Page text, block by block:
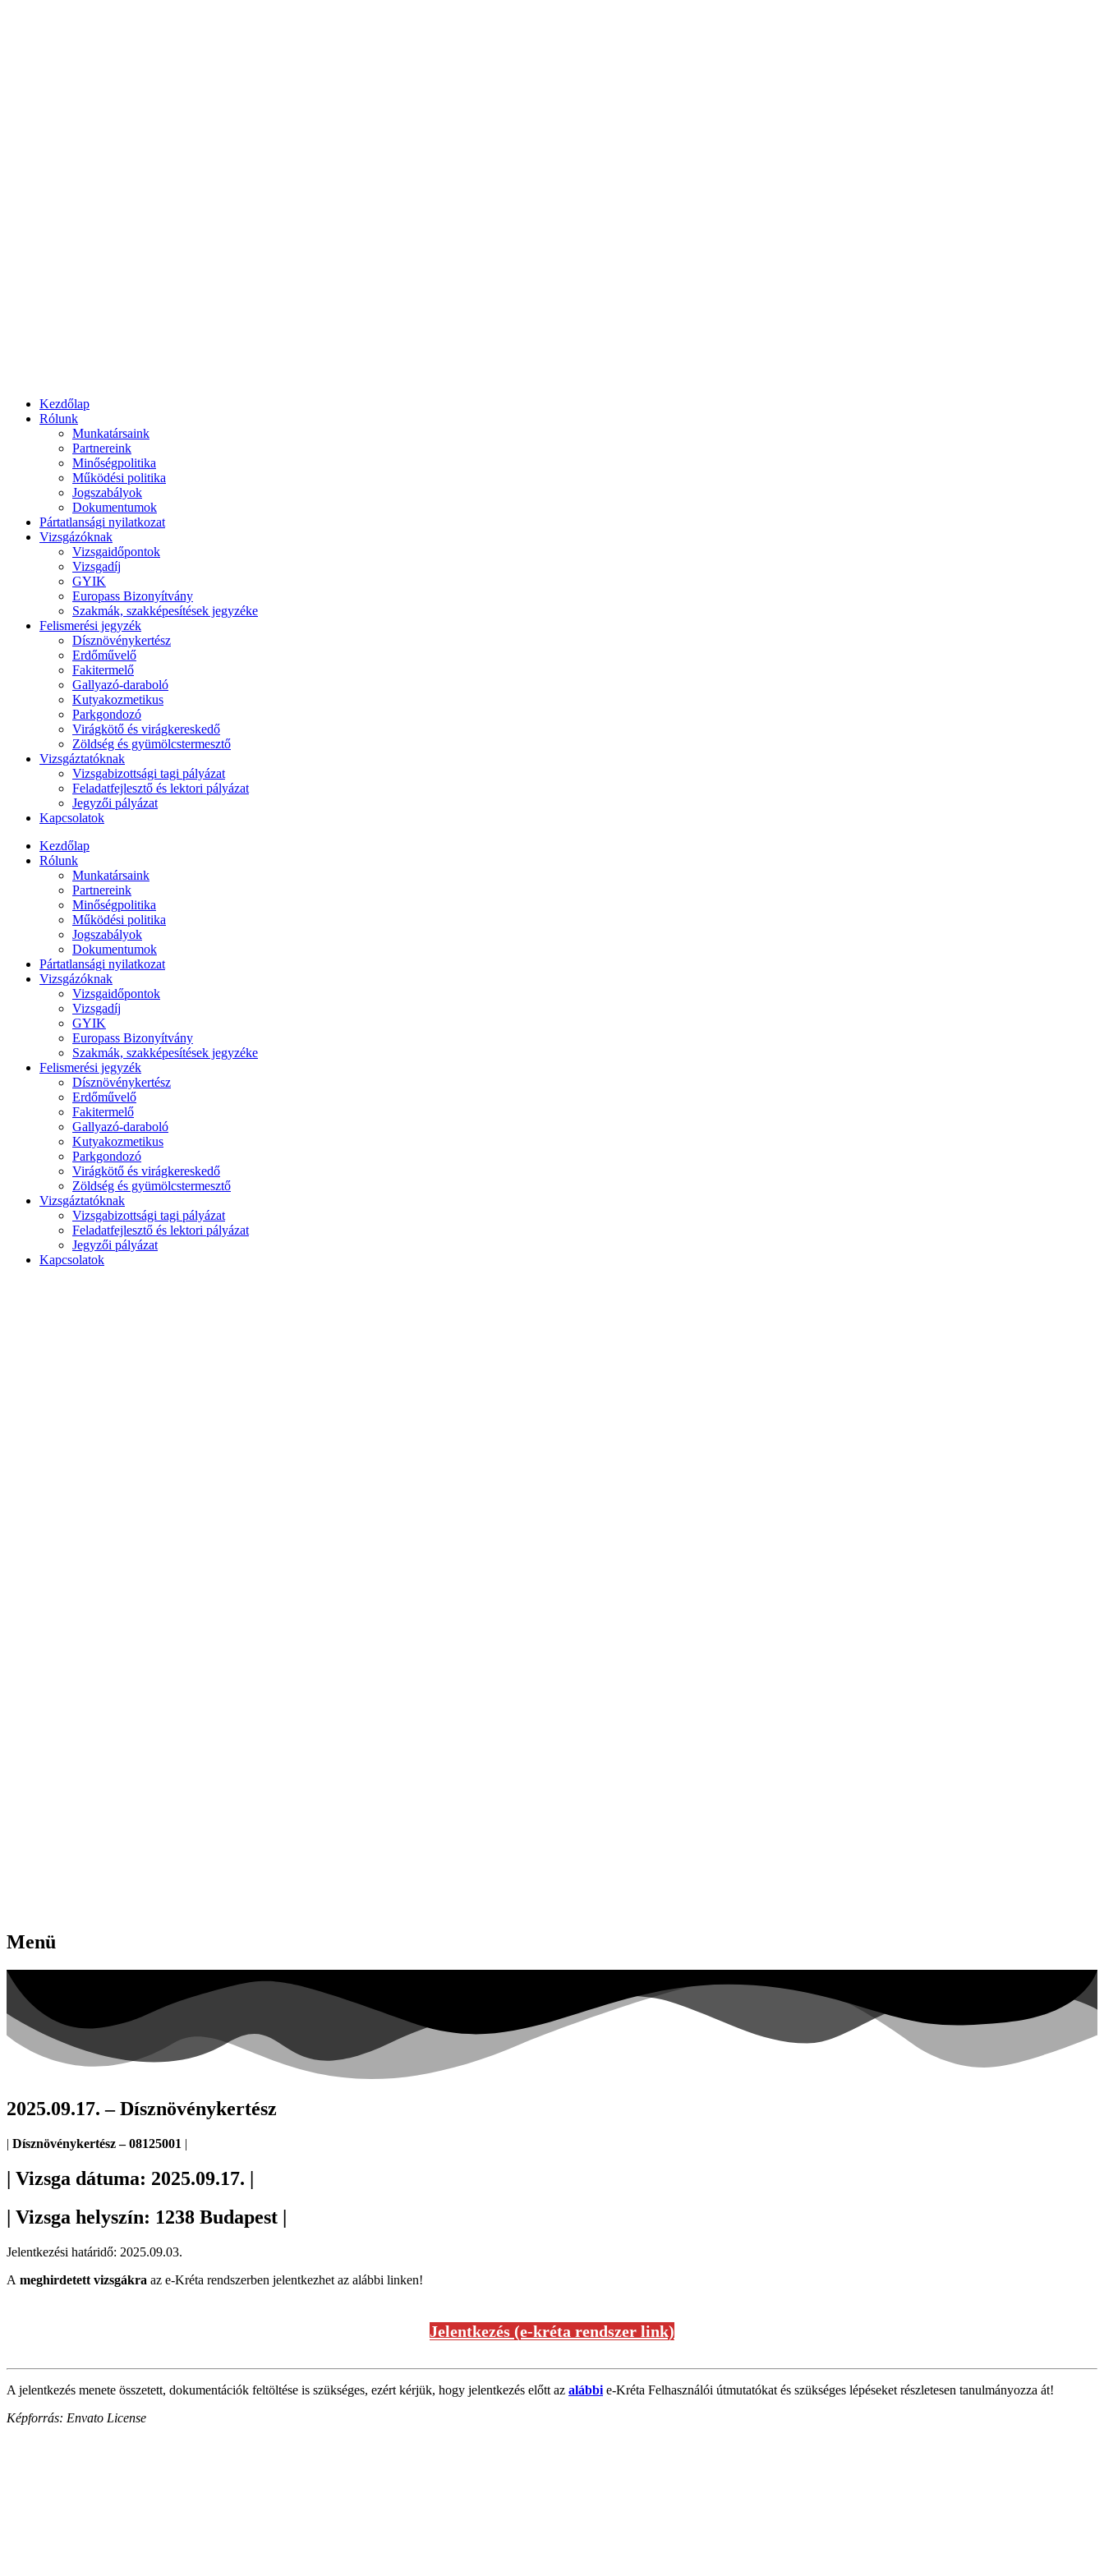
Kezdőlap
Rólunk
Munkatársaink
Partnereink
Minőségpolitika
Működési politika
Jogszabályok
Dokumentumok
Pártatlansági nyilatkozat
Vizsgázóknak
Vizsgaidőpontok
Vizsgadíj
GYIK
Europass Bizonyítvány
Szakmák, szakképesítések jegyzéke
Felismerési jegyzék
Dísznövénykertész
Erdőművelő
Fakitermelő
Gallyazó-daraboló
Kutyakozmetikus
Parkgondozó
Virágkötő és virágkereskedő
Zöldség és gyümölcstermesztő
Vizsgáztatóknak
Vizsgabizottsági tagi pályázat
Feladatfejlesztő és lektori pályázat
Jegyzői pályázat
Kapcsolatok
Kezdőlap
Rólunk
Munkatársaink
Partnereink
Minőségpolitika
Működési politika
Jogszabályok
Dokumentumok
Pártatlansági nyilatkozat
Vizsgázóknak
Vizsgaidőpontok
Vizsgadíj
GYIK
Europass Bizonyítvány
Szakmák, szakképesítések jegyzéke
Felismerési jegyzék
Dísznövénykertész
Erdőművelő
Fakitermelő
Gallyazó-daraboló
Kutyakozmetikus
Parkgondozó
Virágkötő és virágkereskedő
Zöldség és gyümölcstermesztő
Vizsgáztatóknak
Vizsgabizottsági tagi pályázat
Feladatfejlesztő és lektori pályázat
Jegyzői pályázat
Kapcsolatok
Menü
2025.09.17. – Dísznövénykertész
| Dísznövénykertész – 08125001 |
| Vizsga dátuma: 2025.09.17. |
| Vizsga helyszín: 1238 Budapest |
Jelentkezési határidő: 2025.09.03.
A meghirdetett vizsgákra az e-Kréta rendszerben jelentkezhet az alábbi linken!
Jelentkezés (e-kréta rendszer link)
A jelentkezés menete összetett, dokumentációk feltöltése is szükséges, ezért kérjük, hogy jelentkezés előtt az alábbi e-Kréta Felhasználói útmutatókat és szükséges lépéseket részletesen tanulmányozza át!
Képforrás: Envato License